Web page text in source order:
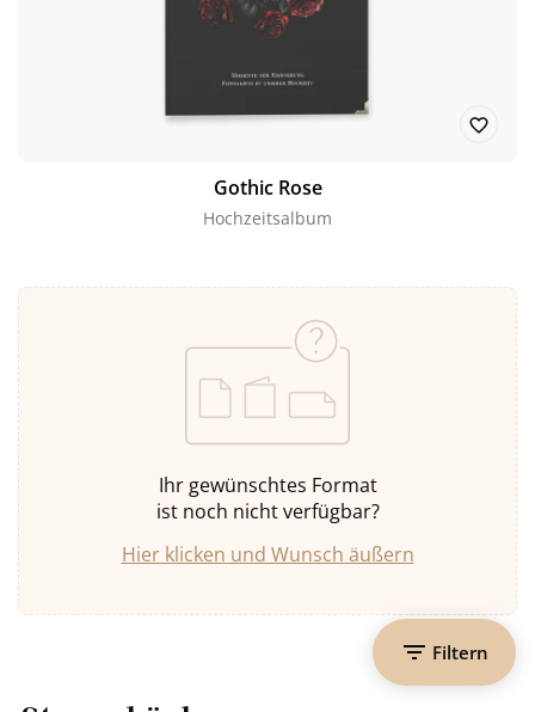
Filtern
Gothic Rose
Hochzeitsalbum
Ihr gewünschtes Format
ist noch nicht verfügbar?
Hier klicken und Wunsch äußern